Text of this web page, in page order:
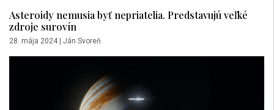
Asteroidy nemusia byť nepriatelia. Predstavujú veľké
zdroje surovín
28. mája 2024 Ján Svoreň